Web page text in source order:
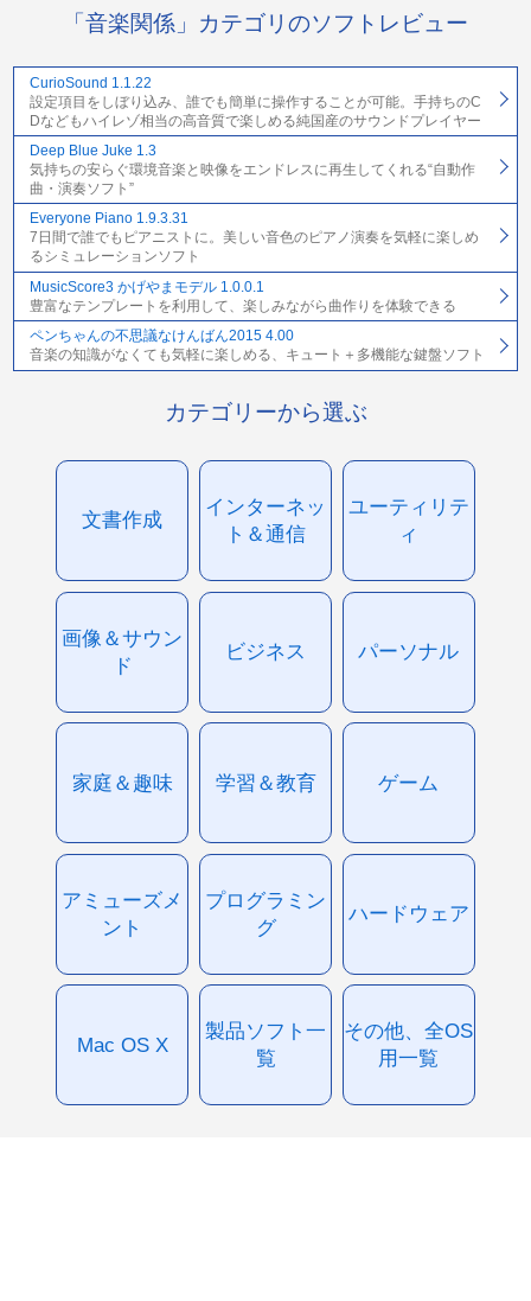
「音楽関係」カテゴリのソフトレビュー
CurioSound 1.1.22
設定項目をしぼり込み、誰でも簡単に操作することが可能。手持ちのC
Dなどもハイレゾ相当の高音質で楽しめる純国産のサウンドプレイヤー
Deep Blue Juke 1.3
気持ちの安らぐ環境音楽と映像をエンドレスに再生してくれる“自動作
曲・演奏ソフト”
Everyone Piano 1.9.3.31
7日間で誰でもピアニストに。美しい音色のピアノ演奏を気軽に楽しめ
るシミュレーションソフト
MusicScore3 かげやまモデル 1.0.0.1
豊富なテンプレートを利用して、楽しみながら曲作りを体験できる
ペンちゃんの不思議なけんばん2015 4.00
音楽の知識がなくても気軽に楽しめる、キュート＋多機能な鍵盤ソフト
カテゴリーから選ぶ
文書作成
インターネッ
ト＆通信
ユーティリテ
ィ
画像＆サウン
ド
ビジネス パーソナル
家庭＆趣味 学習＆教育 ゲーム
アミューズメ
ント
プログラミン
グ
ハードウェア
Mac OS X
製品ソフト一
覧
その他、全OS
用一覧